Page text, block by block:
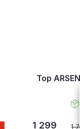
Top
1
1 299